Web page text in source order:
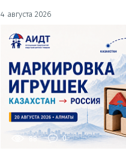
4 августа 2026
88 0